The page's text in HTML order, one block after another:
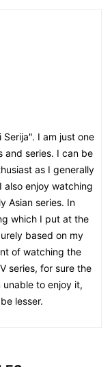
Serija". I am just one
and series. I can be
as I generally
also enjoy watching
Asian series. In
which I put at the
based on my
of watching the
series, for sure the
to enjoy it,
lesser.